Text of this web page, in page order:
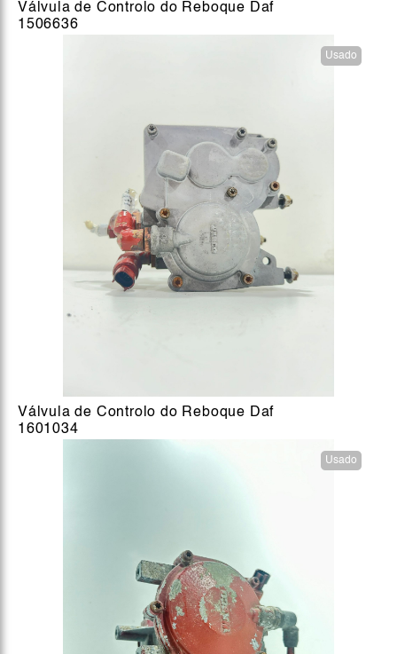
Válvula de Controlo do Reboque Daf
1506636
Usado
Válvula de Controlo do Reboque Daf
1601034
Usado